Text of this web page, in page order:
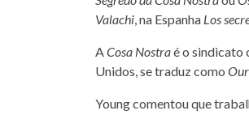
Valachi , na Espanha Los
A Cosa Nostraé o sindicato
Unidos, se traduz como
Young comentou que